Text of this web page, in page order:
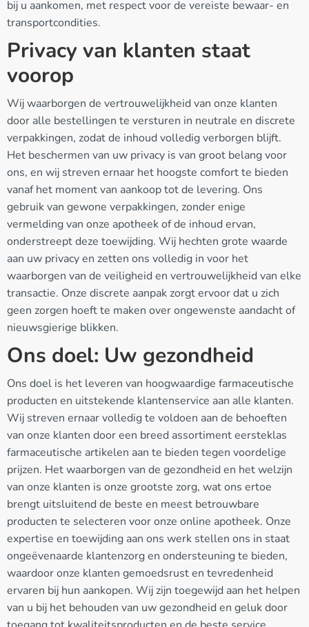
bij u aankomen, met respect voor de vereiste bewaar- en
transportcondities.
Privacy van klanten staat
voorop
Wij waarborgen de vertrouwelijkheid van onze klanten
door alle bestellingen te versturen in neutrale en discrete
verpakkingen, zodat de inhoud volledig verborgen blijft.
Het beschermen van uw privacy is van groot belang voor
ons, en wij streven ernaar het hoogste comfort te bieden
vanaf het moment van aankoop tot de levering. Ons
gebruik van gewone verpakkingen, zonder enige
vermelding van onze apotheek of de inhoud ervan,
onderstreept deze toewijding. Wij hechten grote waarde
aan uw privacy en zetten ons volledig in voor het
waarborgen van de veiligheid en vertrouwelijkheid van elke
transactie. Onze discrete aanpak zorgt ervoor dat u zich
geen zorgen hoeft te maken over ongewenste aandacht of
nieuwsgierige blikken.
Ons doel: Uw gezondheid
Ons doel is het leveren van hoogwaardige farmaceutische
producten en uitstekende klantenservice aan alle klanten.
Wij streven ernaar volledig te voldoen aan de behoeften
van onze klanten door een breed assortiment eersteklas
farmaceutische artikelen aan te bieden tegen voordelige
prijzen. Het waarborgen van de gezondheid en het welzijn
van onze klanten is onze grootste zorg, wat ons ertoe
brengt uitsluitend de beste en meest betrouwbare
producten te selecteren voor onze online apotheek. Onze
expertise en toewijding aan ons werk stellen ons in staat
ongeëvenaarde klantenzorg en ondersteuning te bieden,
waardoor onze klanten gemoedsrust en tevredenheid
ervaren bij hun aankopen. Wij zijn toegewijd aan het helpen
van u bij het behouden van uw gezondheid en geluk door